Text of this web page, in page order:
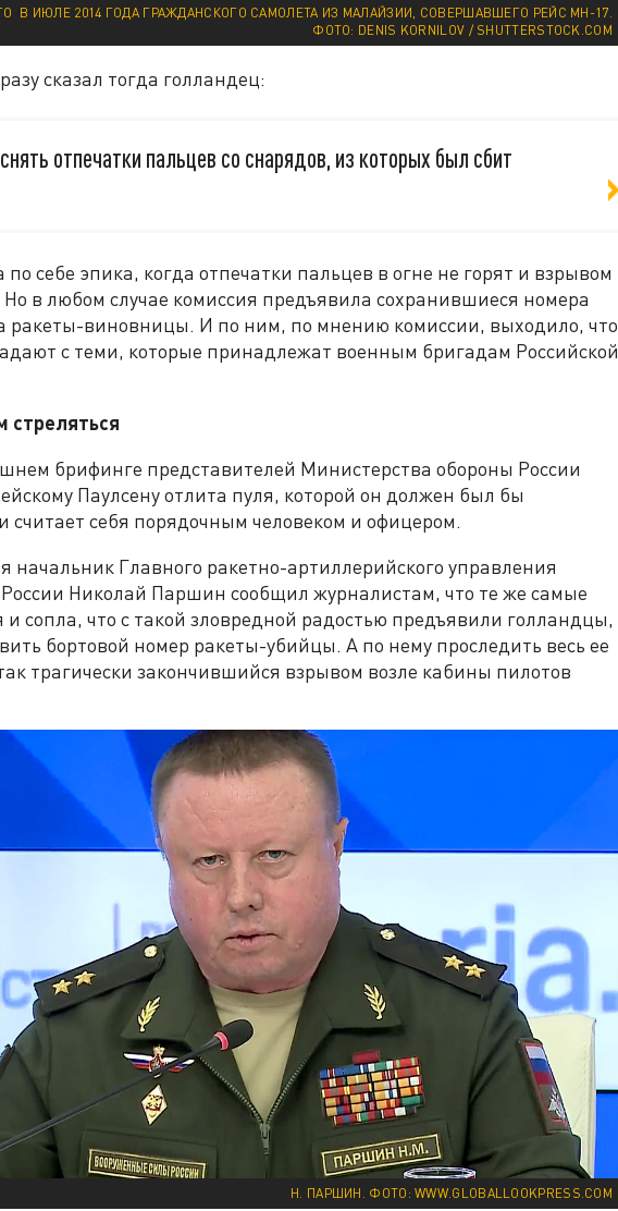
В ИЮЛЕ 2014 ГОДА ГРАЖДАНСКОГО САМОЛЕТА ИЗ МАЛАЙЗИИ, СОВЕРШАВШЕГО РЕЙС MH-17.
ФОТО: DENIS KORNILOV / SHUTTERSTOCK.COM
сказал тогда голландец:
отпечатки пальцев со снарядов, из которых был сбит
по себе эпика, когда отпечатки пальцев в огне не горят и взрывом
в любом случае комиссия предъявила сохранившиеся номера
ракеты-виновницы. И по ним, по мнению комиссии, выходило, что
с теми, которые принадлежат военным бригадам Российской
стреляться
брифинге представителей Министерства обороны России
Паулсену отлита пуля, которой он должен был бы
считает себя порядочным человеком и офицером.
начальник Главного ракетно-артиллерийского управления
Николай Паршин сообщил журналистам, что те же самые
и сопла, что с такой зловредной радостью предъявили голландцы,
бортовой номер ракеты-убийцы. А по нему проследить весь ее
трагически закончившийся взрывом возле кабины пилотов
Н. ПАРШИН. ФОТО: WWW.GLOBALLOOKPRESS.COM